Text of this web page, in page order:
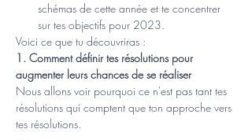
schémas de cette année et te concentrer
sur tes objectifs pour 2023.
Voici ce que tu découvriras :
1. Comment définir tes résolutions pour
augmenter leurs chances de se réaliser
Nous allons voir pourquoi ce n'est pas tant tes
résolutions qui comptent que ton approche vers
tes résolutions.